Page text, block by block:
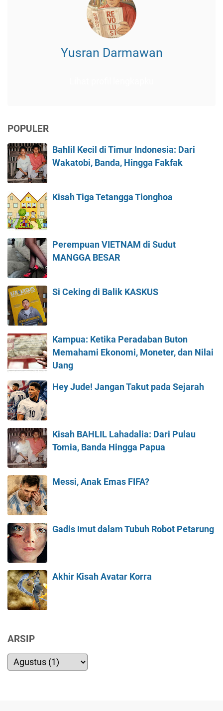
Yusran Darmawan
POPULER
Bahlil Kecil di Timur Indonesia: Dari
Wakatobi, Banda, Hingga Fakfak
Kisah Tiga Tetangga Tionghoa
Perempuan VIETNAM di Sudut
MANGGA BESAR
Si Ceking di Balik KASKUS
Kampua: Ketika Peradaban Buton
Memahami Ekonomi, Moneter, dan Nilai
Uang
Hey Jude! Jangan Takut pada Sejarah
Kisah BAHLIL Lahadalia: Dari Pulau
Tomia, Banda Hingga Papua
Messi, Anak Emas FIFA?
Gadis Imut dalam Tubuh Robot Petarung
Akhir Kisah Avatar Korra
ARSIP